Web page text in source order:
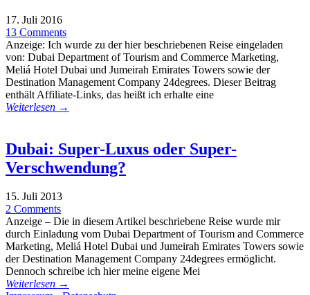
17. Juli 2016
13 Comments
Anzeige: Ich wurde zu der hier beschriebenen Reise eingeladen
von: Dubai Department of Tourism and Commerce Marketing,
Meliá Hotel Dubai und Jumeirah Emirates Towers sowie der
Destination Management Company 24degrees. Dieser Beitrag
enthält Affiliate-Links, das heißt ich erhalte eine
Weiterlesen →
Dubai: Super-Luxus oder Super-
Verschwendung?
15. Juli 2013
2 Comments
Anzeige – Die in diesem Artikel beschriebene Reise wurde mir
durch Einladung vom Dubai Department of Tourism and Commerce
Marketing, Meliá Hotel Dubai und Jumeirah Emirates Towers sowie
der Destination Management Company 24degrees ermöglicht.
Dennoch schreibe ich hier meine eigene Mei
Weiterlesen →